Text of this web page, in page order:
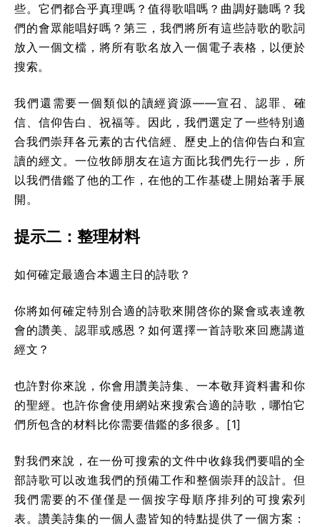
些。它們都合乎真理嗎？值得歌唱嗎？曲調好聽嗎？我
們的會眾能唱好嗎？第三，我們將所有這些詩歌的歌詞
放入一個文檔，將所有歌名放入一個電子表格，以便於
搜索。
我們還需要一個類似的讀經資源——宣召、認罪、確
信、信仰告白、祝福等。因此，我們選定了一些特別適
合我們崇拜各元素的古代信經、歷史上的信仰告白和宣
讀的經文。一位牧師朋友在這方面比我們先行一步，所
以我們借鑑了他的工作，在他的工作基礎上開始著手展
開。
提示二：整理材料
如何確定最適合本週主日的詩歌？
你將如何確定特別合適的詩歌來開啓你的聚會或表達教
會的讚美、認罪或感恩？如何選擇一首詩歌來回應講道
經文？
也許對你來說，你會用讚美詩集、一本敬拜資料書和你
的聖經。也許你會使用網站來搜索合適的詩歌，哪怕它
們所包含的材料比你需要借鑑的多很多。[1]
對我們來說，在一份可搜索的文件中收錄我們要唱的全
部詩歌可以改進我們的預備工作和整個崇拜的設計。但
我們需要的不僅僅是一個按字母順序排列的可搜索列
表。讚美詩集的一個人盡皆知的特點提供了一個方案：